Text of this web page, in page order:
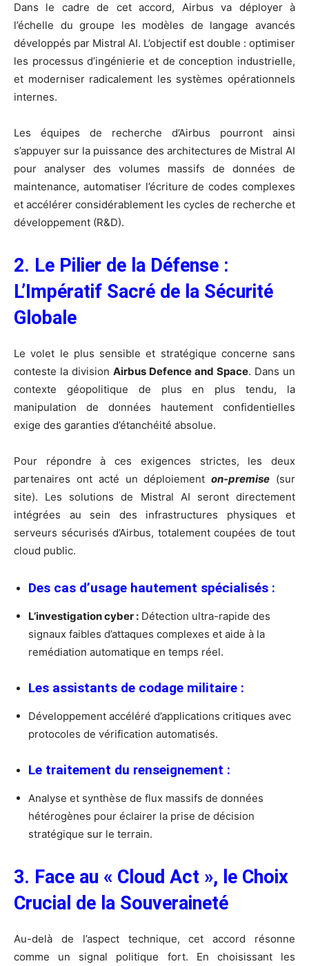
Dans le cadre de cet accord, Airbus va déployer à
l’échelle du groupe les modèles de langage avancés
développés par Mistral AI. L’objectif est double : optimiser
les processus d’ingénierie et de conception industrielle,
et moderniser radicalement les systèmes opérationnels
internes.
Les équipes de recherche d’Airbus pourront ainsi
s’appuyer sur la puissance des architectures de Mistral AI
pour analyser des volumes massifs de données de
maintenance, automatiser l’écriture de codes complexes
et accélérer considérablement les cycles de recherche et
développement (R&D).
2. Le Pilier de la Défense :
L’Impératif Sacré de la Sécurité
Globale
Le volet le plus sensible et stratégique concerne sans
conteste la division Airbus Defence and Space. Dans un
contexte géopolitique de plus en plus tendu, la
manipulation de données hautement confidentielles
exige des garanties d’étanchéité absolue.
Pour répondre à ces exigences strictes, les deux
partenaires ont acté un déploiementon-premise (sur
site). Les solutions de Mistral AI seront directement
intégrées au sein des infrastructures physiques et
serveurs sécurisés d’Airbus, totalement coupées de tout
cloud public.
Des cas d’usage hautement spécialisés :
L’investigation cyber : Détection ultra-rapide des
signaux faibles d’attaques complexes et aide à la
remédiation automatique en temps réel.
Les assistants de codage militaire :
Développement accéléré d’applications critiques avec
protocoles de vérification automatisés.
Le traitement du renseignement :
Analyse et synthèse de flux massifs de données
hétérogènes pour éclairer la prise de décision
stratégique sur le terrain.
3. Face au « Cloud Act », le Choix
Crucial de la Souveraineté
Au-delà de l’aspect technique, cet accord résonne
comme un signal politique fort. En choisissant les